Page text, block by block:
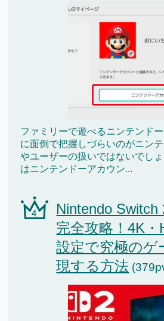
ファミリーで遊べるニンテンド
に面倒で把握しづらいのがニン
やユーザーの扱いではないでし
はニンテンドーアカウン...
Nintendo Switch
完全攻略！4K・
設定で究極のゲ
現する方法